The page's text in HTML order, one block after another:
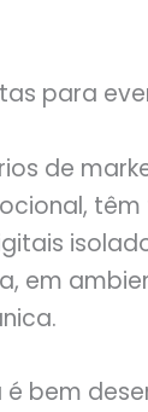
para
de
em
bem